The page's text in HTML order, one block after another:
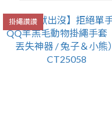
掛繩讚讚